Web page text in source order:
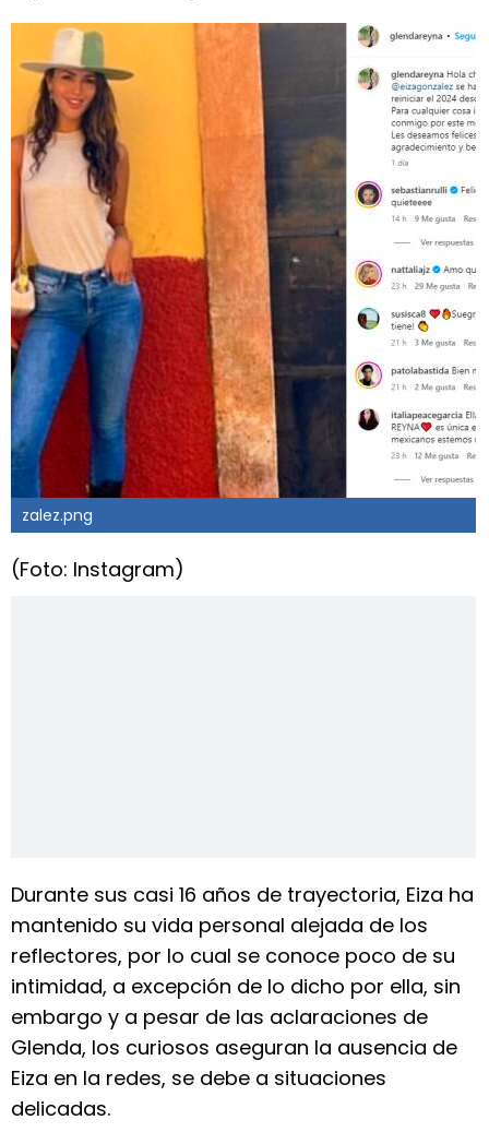
zalez.png
(Foto: Instagram)
Durante sus casi 16 años de trayectoria, Eiza ha
mantenido su vida personal alejada de los
reflectores, por lo cual se conoce poco de su
intimidad, a excepción de lo dicho por ella, sin
embargo y a pesar de las aclaraciones de
Glenda, los curiosos aseguran la ausencia de
Eiza en la redes, se debe a situaciones
delicadas.